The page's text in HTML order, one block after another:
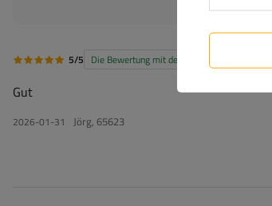
5/5 Die Bewertung mit dem Kauf bestätigt
Gut
2026-01-31 Jörg, 65623